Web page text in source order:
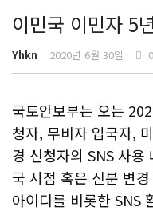
이민국 이민자 5
Yhkn 2020년 6월 30일 0
국토안보부는 오는
청자, 무비자 입국자,
경 신청자의 SNS 사용
국 시점 혹은 신분 변
아이디를 비롯한 SNS